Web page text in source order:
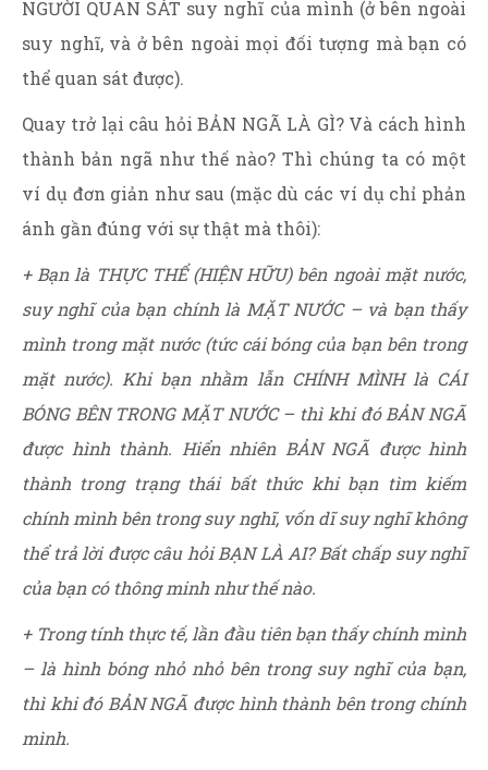
NGƯỜI QUAN SÁT suy nghĩ của mình (ở bên ngoài
suy nghĩ, và ở bên ngoài mọi đối tượng mà bạn có
thể quan sát được).
Quay trở lại câu hỏi BẢN NGÃ LÀ GÌ? Và cách hình
thành bản ngã như thế nào? Thì chúng ta có một
ví dụ đơn giản như sau (mặc dù các ví dụ chỉ phản
ánh gần đúng với sự thật mà thôi):
+ Bạn là THỰC THỂ (HIỆN HỮU) bên ngoài mặt nước,
suy nghĩ của bạn chính là MẶT NƯỚC – và bạn thấy
mình trong mặt nước (tức cái bóng của bạn bên trong
mặt nước). Khi bạn nhầm lẫn CHÍNH MÌNH là CÁI
BÓNG BÊN TRONG MẶT NƯỚC – thì khi đó BẢN NGÃ
được hình thành. Hiển nhiên BẢN NGÃ được hình
thành trong trạng thái bất thức khi bạn tìm kiếm
chính mình bên trong suy nghĩ, vốn dĩ suy nghĩ không
thể trả lời được câu hỏi BẠN LÀ AI? Bất chấp suy nghĩ
của bạn có thông minh như thế nào.
+ Trong tính thực tế, lần đầu tiên bạn thấy chính mình
– là hình bóng nhỏ nhỏ bên trong suy nghĩ của bạn,
thì khi đó BẢN NGÃ được hình thành bên trong chính
mình.